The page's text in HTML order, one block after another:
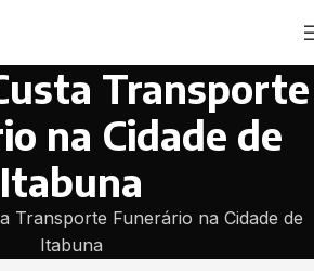
Transporte
na Cidade de
Itabuna
Transporte Funerário na Cidade de
Itabuna